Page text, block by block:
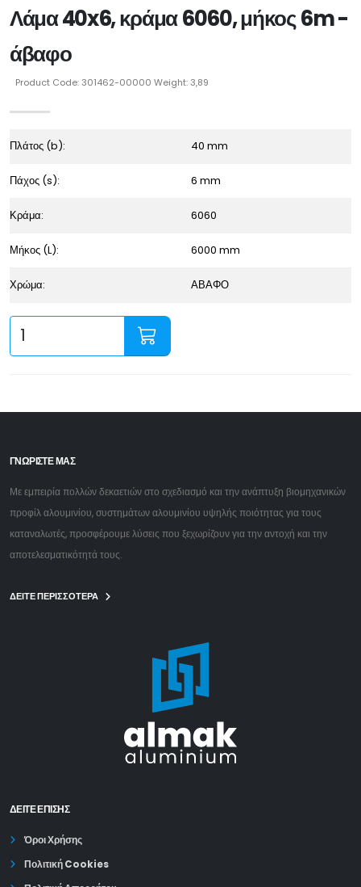
Λάμα 40x6, κράμα 6060, μήκος 6m -
άβαφο
Product Code: 301462-00000 Weight: 3,89
Πλάτος (b): 40 mm
Πάχος (s): 6 mm
Κράμα: 6060
Μήκος (L): 6000 mm
Χρώμα: ΑΒΑΦΟ
ΓΝΩΡΙΣΤΕ ΜΑΣ
Με εμπειρία πολλών δεκαετιών στο σχεδιασμό και την ανάπτυξη βιομηχανικών
προφίλ αλουμινίου, συστημάτων αλουμινίου υψηλής ποιότητας για τους
καταναλωτές, προσφέρουμε λύσεις που ξεχωρίζουν για την αντοχή και την
αποτελεσματικότητά τους.
ΔΕΙΤΕ ΠΕΡΙΣΣΟΤΕΡΑ
ΔΕΊΤΕ ΕΠΙΣΗΣ
Όροι Χρήσης
Πολιτική Cookies